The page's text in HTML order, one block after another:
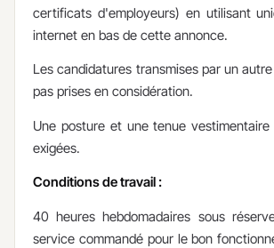
certificats d'employeurs) en utilisant
internet en bas de cette annonce.
Les candidatures transmises par un
pas prises en considération.
Une posture et une tenue
exigées.
Conditions de travail :
40 heures hebdomadaires sous
service commandé pour le bon